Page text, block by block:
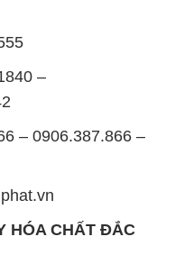
–
– 0906.387.866 –
HÓA CHẤT ĐẮC